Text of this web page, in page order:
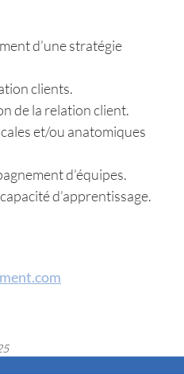
d’une stratégie
clients.
de la relation client.
et/ou anatomiques
d’équipes.
d’apprentissage.